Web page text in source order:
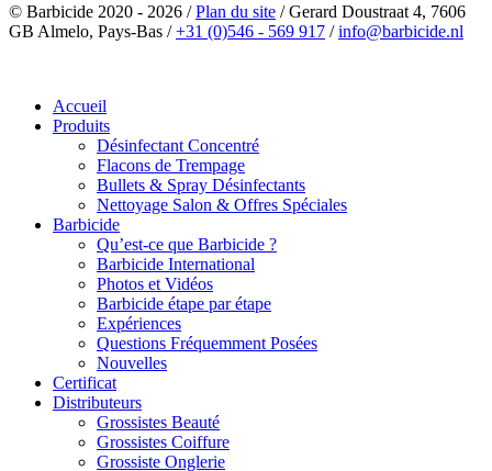
© Barbicide 2020 - 2026 / Plan du site /Gerard Doustraat 4, 7606
GB Almelo, Pays-Bas / +31 (0)546 - 569 917 / info@barbicide.nl
Accueil
Produits
Désinfectant Concentré
Flacons de Trempage
Bullets & Spray Désinfectants
Nettoyage Salon & Offres Spéciales
Barbicide
Qu’est-ce que Barbicide ?
Barbicide International
Photos et Vidéos
Barbicide étape par étape
Expériences
Questions Fréquemment Posées
Nouvelles
Certificat
Distributeurs
Grossistes Beauté
Grossistes Coiffure
Grossiste Onglerie